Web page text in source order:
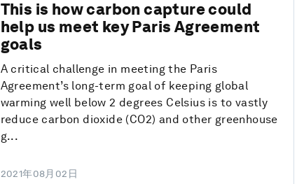
This is how carbon capture could
help us meet key Paris Agreement
goals
A critical challenge in meeting the Paris
Agreement’s long-term goal of keeping global
warming well below 2 degrees Celsius is to vastly
reduce carbon dioxide (CO2) and other greenhouse
g...
2021年08月02日